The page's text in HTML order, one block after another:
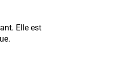
Elle est